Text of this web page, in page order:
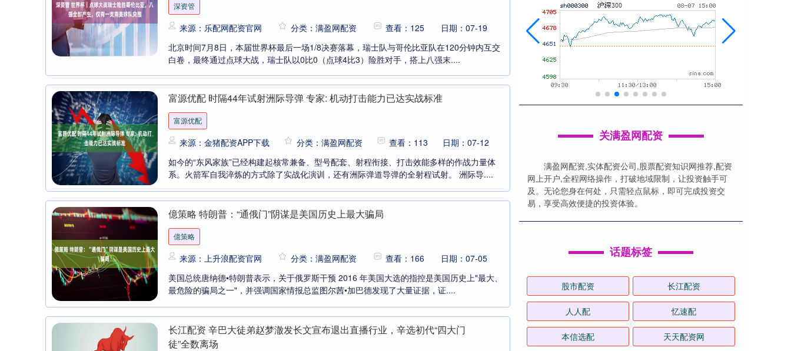
深资管
来源：乐配网配资官网 分类：满盈网配资 查看：125
日期：07-19
北京时间7月8日，本届世界杯最后一场1/8决赛落幕，瑞士队与哥伦比亚队在120分钟内互交
白卷，最终通过点球大战，瑞士队以0比0（点球4比3）险胜对手，搭上八强末....
富源优配 时隔44年试射洲际导弹 专家: 机动打击能力已达实战标准
富源优配
来源：金猪配资APP下载 分类：满盈网配资 查看：113
日期：07-12
如今的“东风家族”已经构建起核常兼备、型号配套、射程衔接、打击效能多样的作战力量体
系。火箭军自我淬炼的方式除了实战化演训，还有洲际弹道导弹的全射程试射。 洲际导....
億策略 特朗普：“通俄门”阴谋是美国历史上最大骗局
億策略
来源：上升浪配资官网 分类：满盈网配资 查看：166
日期：07-05
美国总统唐纳德•特朗普表示，关于俄罗斯干预 2016 年美国大选的指控是美国历史上"最大、
最危险的骗局之一"，并强调国家情报总监图尔茜•加巴德发现了大量证据，证....
长江配资 辛巴大徒弟赵梦澈发长文宣布退出直播行业，辛选初代“四大门
徒”全数离场
关满盈网配资
满盈网配资,实体配资公司,股票配资知识网推荐,配资
网上开户,全程网络操作，打破地域限制，让投资触手可
及。无论您身在何处，只需轻点鼠标，即可完成投资交
易，享受高效便捷的投资体验。
话题标签
股市配资 长江配资
人人配 忆速配
本信选配 天天配资网